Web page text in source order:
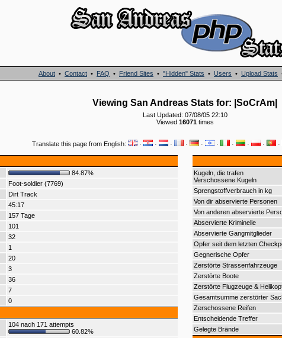
About • Contact • FAQ • Friend Sites • "Hidden" Stats • Users • Upload Stats
Viewing San Andreas Stats for: |SoCrAm|
Last Updated: 07/08/05 22:10
Viewed 16071times
Translate this page from English: · · · · · · · · · ·
84.87%
Foot-soldier (7769)
Dirt Track
45:17
157 Tage
101
32
1
20
3
36
7
0
104 nach 171 attempts
60.82%
Kugeln, die trafen
Verschossene Kugeln
Sprengstoffverbrauch in kg
Von dir abservierte Personen
Von anderen abservierte
Abservierte Kriminelle
Abservierte Gangmitglieder
Opfer seit dem letzten
Gegnerische Opfer
Zerstörte Strassenfahrzeuge
Zerstörte Boote
Zerstörte Flugzeuge &
Gesamtsumme zerstörter
Zerschossene Reifen
Entscheidende Treffer
Gelegte Brände